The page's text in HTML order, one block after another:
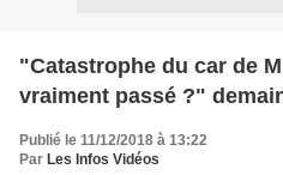
"Catastrophe du car de
vraiment passé ?"
Publié le 11/12/2018 à 13:22
Par Les Infos Vidéos